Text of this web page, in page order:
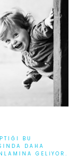
BU
DAHA
GELIYOR.